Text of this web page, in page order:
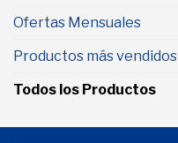
Ofertas Mensuales
Productos más vendidos
Todos los Productos